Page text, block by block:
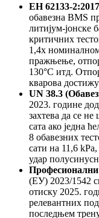
ЕН 62133-
обавезна BMS
литијум-јонске
критичних
1,4x
пражњење,
130°C итд.
кварова
UN 38.3
2023. године
захтева да се
сата ако једна
8 обавезних
сати на 11,6 kPa,
удар
Професионални
(ЕУ) 2023/1542
отиску 2025.
релевантних
последњем